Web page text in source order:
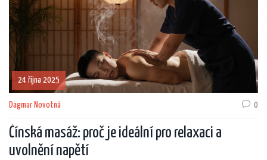
24 října 2025
Dagmar Novotná 0
Čínská masáž: proč je ideální pro relaxaci a
uvolnění napětí